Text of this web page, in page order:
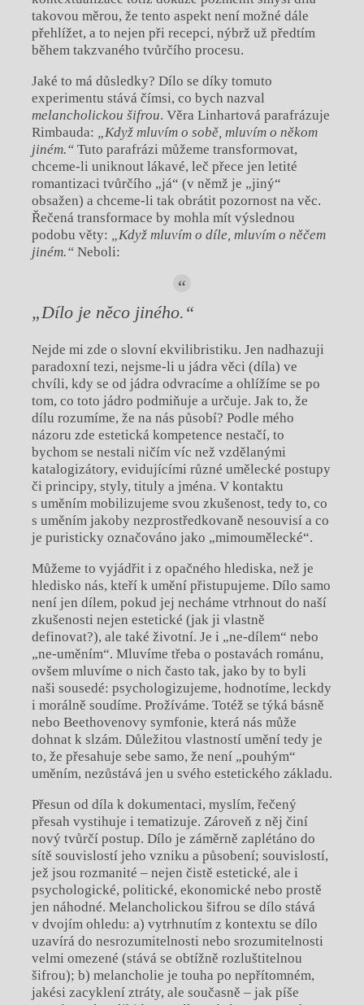
takovou měrou, že tento aspekt není možné dále
přehlížet, a to nejen při recepci, nýbrž už předtím
během takzvaného tvůrčího procesu.
Jaké to má důsledky? Dílo se díky tomuto
experimentu stává čímsi, co bych nazval
melancholickou šifrou. Věra Linhartová parafrázuje
Rimbauda:
„Když mluvím o sobě, mluvím o někom
jiném.“Tuto parafrázi můžeme transformovat,
chceme-li uniknout lákavé, leč přece jen letité
romantizaci tvůrčího „já“ (v němž je „jiný“
obsažen) a chceme-li tak obrátit pozornost na věc.
Řečená transformace by mohla mít výslednou
podobu věty:
„Když mluvím o díle, mluvím o něčem
jiném.“Neboli:
„Dílo je něco jiného.“
Nejde mi zde o slovní ekvilibristiku. Jen nadhazuji
paradoxní tezi, nejsme-li u jádra věci (díla) ve
chvíli, kdy se od jádra odvracíme a ohlížíme se po
tom, co toto jádro podmiňuje a určuje. Jak to, že
dílu rozumíme, že na nás působí? Podle mého
názoru zde estetická kompetence nestačí, to
bychom se nestali ničím víc než vzdělanými
katalogizátory, evidujícími různé umělecké postupy
či principy, styly, tituly a jména. V kontaktu
s uměním mobilizujeme svou zkušenost, tedy to, co
s uměním jakoby nezprostředkovaně nesouvisí a co
je puristicky označováno jako „mimoumělecké“.
Můžeme to vyjádřit i z opačného hlediska, než je
hledisko nás, kteří k umění přistupujeme. Dílo samo
není jen dílem, pokud jej necháme vtrhnout do naší
zkušenosti nejen estetické (jak ji vlastně
definovat?), ale také životní. Je i „ne-dílem“ nebo
„ne-uměním“. Mluvíme třeba o postavách románu,
ovšem mluvíme o nich často tak, jako by to byli
naši sousedé: psychologizujeme, hodnotíme, leckdy
i morálně soudíme. Prožíváme. Totéž se týká básně
nebo Beethovenovy symfonie, která nás může
dohnat k slzám. Důležitou vlastností umění tedy je
to, že přesahuje sebe samo, že není „pouhým“
uměním, nezůstává jen u svého estetického základu.
Přesun od díla k dokumentaci, myslím, řečený
přesah vystihuje i tematizuje. Zároveň z něj činí
nový tvůrčí postup. Dílo je záměrně zaplétáno do
sítě souvislostí jeho vzniku a působení; souvislostí,
jež jsou rozmanité – nejen čistě estetické, ale i
psychologické, politické, ekonomické nebo prostě
jen náhodné. Melancholickou šifrou se dílo stává
v dvojím ohledu: a) vytrhnutím z kontextu se dílo
uzavírá do nesrozumitelnosti nebo srozumitelnosti
velmi omezené (stává se obtížně rozluštitelnou
šifrou); b) melancholie je touha po nepřítomném,
jakési zacyklení ztráty, ale současně – jak píše